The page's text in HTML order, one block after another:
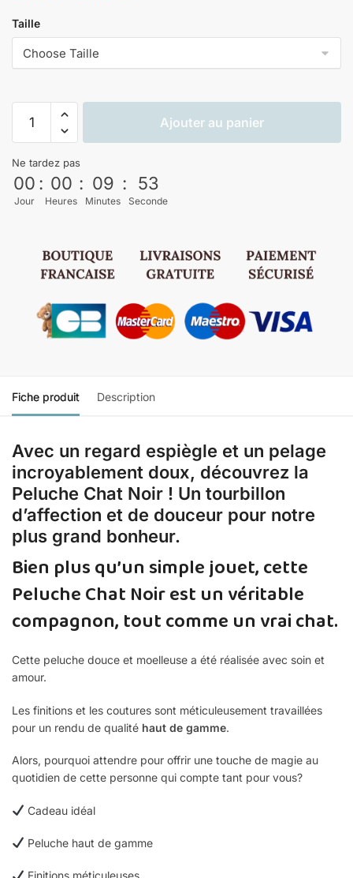
Taille
Ajouter au panier
Ne tardez pas
00
Jour
: 00
Heures
: 09
Minutes
: 52
Seconde
Fiche produit Description
Avec un regard espiègle et un pelage
incroyablement doux, découvrez la
Peluche Chat Noir ! Un tourbillon
d’affection et de douceur pour notre
plus grand bonheur.
Bien plus qu’un simple jouet, cette
Peluche Chat Noir est un véritable
compagnon, tout comme un vrai chat.
Cette peluche douce et moelleuse a été réalisée avec soin et
amour.
Les finitions et les coutures sont méticuleusement travaillées
pour un rendu de qualité haut de gamme.
Alors, pourquoi attendre pour offrir une touche de magie au
quotidien de cette personne qui compte tant pour vous?
Cadeau idéal
Peluche haut de gamme